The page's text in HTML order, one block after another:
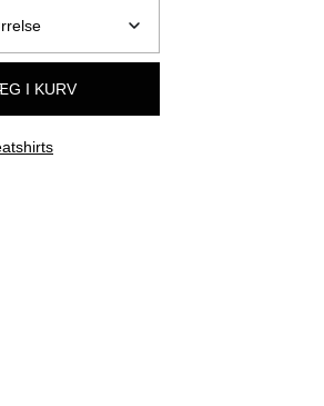
I KURV